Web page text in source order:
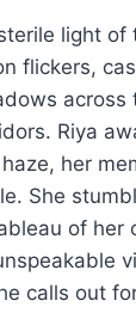
light of
flickers,
across
Riya
her
She
of her
calls out